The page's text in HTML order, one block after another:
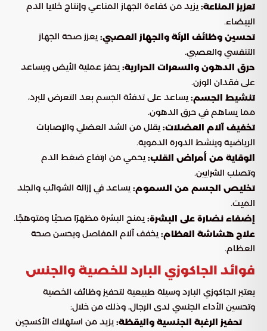
تعزيز المناعة: يزيد من كفاءة الجهاز المناعي وإنتاج خلايا الدم
البيضاء.
تحسين وظائف الرئة والجهاز العصبي: يعزز صحة الجهاز
التنفسي والعصبي.
حرق الدهون والسعرات الحرارية: يحفز عملية الأيض ويساعد
على فقدان الوزن.
تنشيط الجسم: يساعد على تدفئة الجسم بعد التعرض للبرد،
مما يساهم في حرق الدهون.
تخفيف آلام العضلات: يقلل من الشد العضلي والإصابات
الرياضية وينشط الدورة الدموية.
الوقاية من أمراض القلب: يحمي من ارتفاع ضغط الدم
وتصلب الشرايين.
تخليص الجسم من السموم: يساعد في إزالة الشوائب والجلد
الميت.
إضفاء نضارة على البشرة: يمنح البشرة مظهرًا صحيًا ومتوهجًا.
علاج هشاشة العظام: يخفف آلام المفاصل ويحسن صحة
العظام.
فوائد الجاكوزي البارد للخصية والجنس
يعتبر الجاكوزي البارد وسيلة طبيعية لتحفيز وظائف الخصية
وتحسين الأداء الجنسي لدى الرجال، وذلك من خلال:
تحفيز الرغبة الجنسية واليقظة: يزيد من استهلاك الأكسجين